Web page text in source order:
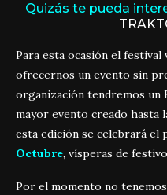
Quizás te pueda
Para esta ocasión el festival
ofrecernos un evento sin
organización tendremos un
mayor evento creado hasta
esta edición se celebrará el
Octubre, vísperas de
Por el momento no